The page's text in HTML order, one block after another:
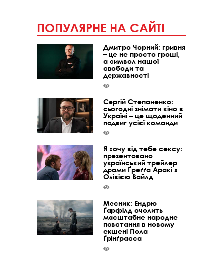
ПОПУЛЯРНЕ НА САЙТІ
Дмитро Чорний: гривня
– це не просто гроші,
а символ нашої
свободи та
державності
Сергій Степаненко:
сьогодні знімати кіно в
Україні – це щоденний
подвиг усієї команди
Я хочу від тебе сексу:
презентовано
український трейлер
драми Ґреґґа Аракі з
Олівією Вайлд
Месник: Ендрю
Ґарфілд очолить
масштабне народне
повстання в новому
екшені Пола
Ґрінґрасса